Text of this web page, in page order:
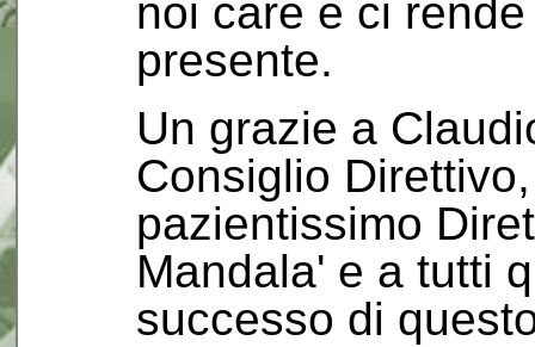
noi care e ci
presente.
Un grazie a
Consiglio
pazientissimo
Mandala' e a tutti
successo di